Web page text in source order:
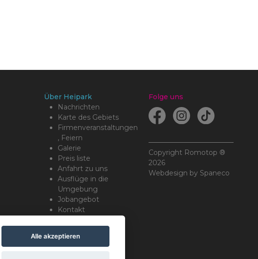
Über Heipark
Nachrichten
Karte des Gebiets
Firmenveranstaltungen
, Feiern
Galerie
Preis liste
Anfahrt zu uns
Ausflüge in die
Umgebung
Jobangebot
Kontakt
Folge uns
Copyright Romotop ®
2026
Webdesign by Spaneco
Alle akzeptieren